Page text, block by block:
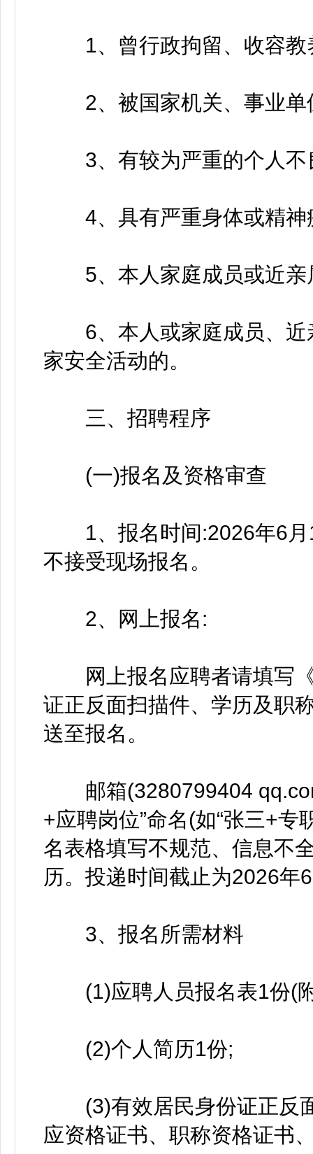
1、曾行政拘留、收容教
2、被国家机关、事业单
3、有较为严重的个人不
4、具有严重身体或精神
5、本人家庭成员或近亲
6、本人或家庭成员、近
家安全活动的。
三、招聘程序
(一)报名及资格审查
1、报名时间:2026年6月
不接受现场报名。
2、网上报名:
网上报名应聘者请填写《
证正反面扫描件、学历及职
送至报名。
邮箱(3280799404
+应聘岗位”命名(如“张三+专
名表格填写不规范、信息不
历。投递时间截止为2026年
3、报名所需材料
(1)应聘人员报名表1份(
(2)个人简历1份;
(3)有效居民身份证正反
应资格证书、职称资格证书